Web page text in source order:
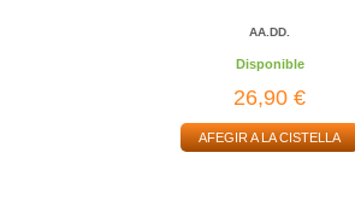
AA.DD.
Disponible
26,90 €
AFEGIR A LA CISTELLA